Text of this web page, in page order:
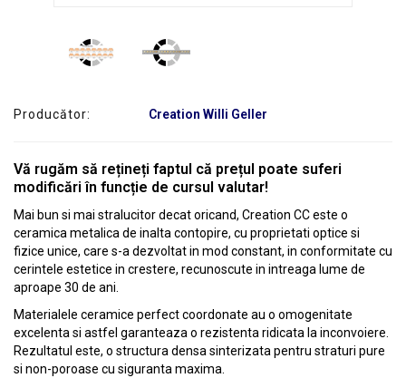
Producător: Creation Willi Geller
Vă rugăm să rețineți faptul că prețul poate suferi
modificări în funcție de cursul valutar!
Mai bun si mai stralucitor decat oricand, Creation CC este o
ceramica metalica de inalta contopire, cu proprietati optice si
fizice unice, care s-a dezvoltat in mod constant, in conformitate cu
cerintele estetice in crestere, recunoscute in intreaga lume de
aproape 30 de ani.
Materialele ceramice perfect coordonate au o omogenitate
excelenta si astfel garanteaza o rezistenta ridicata la inconvoiere.
Rezultatul este, o structura densa sinterizata pentru straturi pure
si non-poroase cu siguranta maxima.